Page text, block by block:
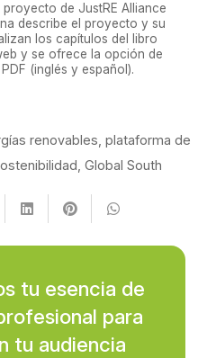
de JustRE Alliance
describe el proyecto y su
los capítulos del libro
y se ofrece la opción de
(inglés y español).
renovables plataforma de
Global South
tu esencia de
para
tu audiencia